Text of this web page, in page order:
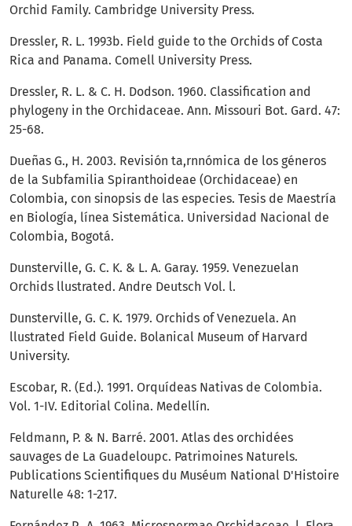
Orchid Family. Cambridge University Press.
Dressler, R. L. 1993b. Field guide to the Orchids of Costa
Rica and Panama. Comell University Press.
Dressler, R. L. & C. H. Dodson. 1960. Classification and
phylogeny in the Orchidaceae. Ann. Missouri Bot. Gard. 47:
25-68.
Dueñas G., H. 2003. Revisión ta,rnnómica de los géneros
de la Subfamilia Spiranthoideae (Orchidaceae) en
Colombia, con sinopsis de las especies. Tesis de Maestría
en Biología, línea Sistemática. Universidad Nacional de
Colombia, Bogotá.
Dunsterville, G. C. K. & L. A. Garay. 1959. Venezuelan
Orchids llustrated. Andre Deutsch Vol. l.
Dunsterville, G. C. K. 1979. Orchids of Venezuela. An
llustrated Field Guide. Bolanical Museum of Harvard
University.
Escobar, R. (Ed.). 1991. Orquídeas Nativas de Colombia.
Vol. 1-IV. Editorial Colina. Medellín.
Feldmann, P. & N. Barré. 2001. Atlas des orchidées
sauvages de La Guadeloupc. Patrimoines Naturels.
Publications Scientifiques du Muséum National D'Histoire
Naturelle 48: 1-217.